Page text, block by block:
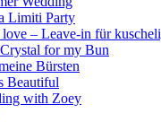
Limiti Party
– Leave-in für
for my Bun
Bürsten
Beautiful
with Zoey